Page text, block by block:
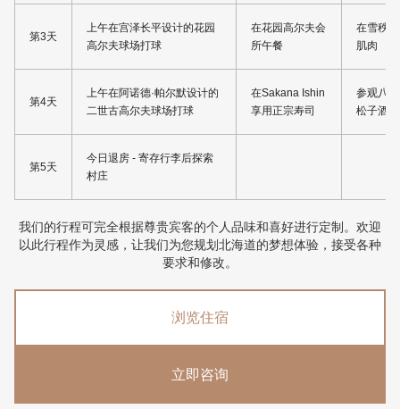
第3天
上午在宫泽长平设计的花园
高尔夫球场打球
在花园高尔夫会
所午餐
在雪秩
肌肉
第4天
上午在阿诺德·帕尔默设计的
二世古高尔夫球场打球
在Sakana Ishin
享用正宗寿司
参观八
松子酒
第5天
今日退房 - 寄存行李后探索
村庄
我们的行程可完全根据尊贵宾客的个人品味和喜好进行定制。欢迎
以此行程作为灵感，让我们为您规划北海道的梦想体验，接受各种
要求和修改。
浏览住宿
立即咨询